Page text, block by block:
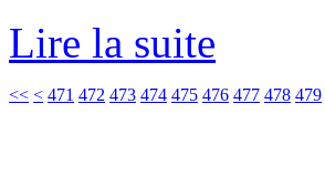
Lire la suite
<< < 471 472 473 474 475 476 477 478 479